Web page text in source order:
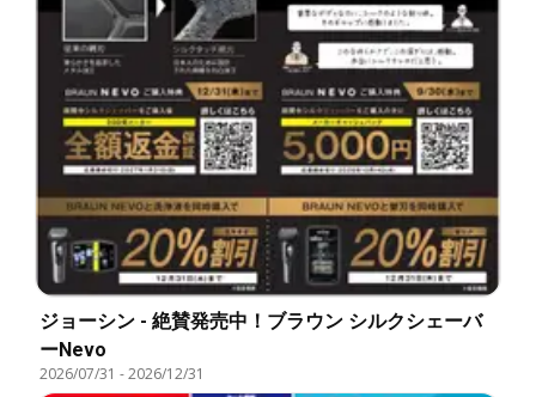
ジョーシン - 絶賛発売中！ブラウン シルクシェーバ
ーNevo
2026/07/31 -2026/12/31